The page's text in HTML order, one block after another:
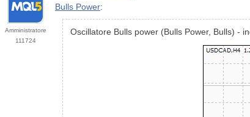
Amministratore
111724
Bulls Power:
Oscillatore Bulls power (Bulls Power, Bulls) -